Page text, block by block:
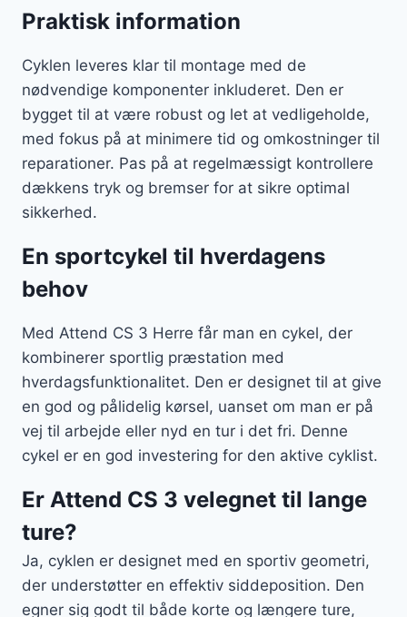
Praktisk information
Cyklen leveres klar til montage med de
nødvendige komponenter inkluderet. Den er
bygget til at være robust og let at vedligeholde,
med fokus på at minimere tid og omkostninger til
reparationer. Pas på at regelmæssigt kontrollere
dækkens tryk og bremser for at sikre optimal
sikkerhed.
En sportcykel til hverdagens
behov
Med Attend CS 3 Herre får man en cykel, der
kombinerer sportlig præstation med
hverdagsfunktionalitet. Den er designet til at give
en god og pålidelig kørsel, uanset om man er på
vej til arbejde eller nyd en tur i det fri. Denne
cykel er en god investering for den aktive cyklist.
Er Attend CS 3 velegnet til lange
ture?
Ja, cyklen er designet med en sportiv geometri,
der understøtter en effektiv siddeposition. Den
egner sig godt til både korte og længere ture,